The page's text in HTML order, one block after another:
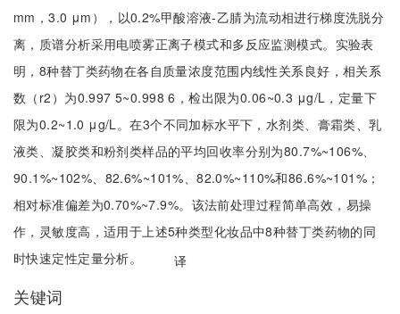
mm，3.0 μm），以0.2%甲酸溶液-乙腈为流动相进行梯度洗脱分
离，质谱分析采用电喷雾正离子模式和多反应监测模式。实验表
明，8种替丁类药物在各自质量浓度范围内线性关系良好，相关系
数（r2）为0.997 5~0.998 6，检出限为0.06~0.3 μg/L，定量下
限为0.2~1.0 μg/L。在3个不同加标水平下，水剂类、膏霜类、乳
液类、凝胶类和粉剂类样品的平均回收率分别为80.7%~106%、
90.1%~102%、82.6%~101%、82.0%~110%和86.6%~101%；
相对标准偏差为0.70%~7.9%。该法前处理过程简单高效，易操
作，灵敏度高，适用于上述5种类型化妆品中8种替丁类药物的同
时快速定性定量分析。
译
关键词